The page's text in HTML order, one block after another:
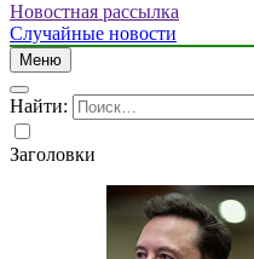
Новостная рассылка
Случайные новости
Меню
Найти:
Заголовки